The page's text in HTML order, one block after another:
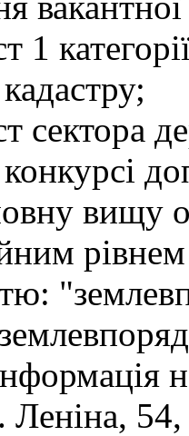
1
сектора
вищу
Леніна,